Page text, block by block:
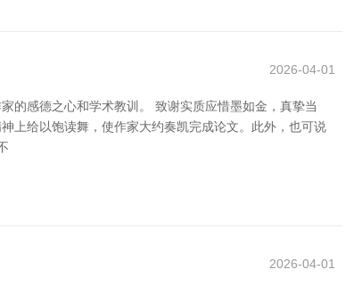
2026-04-01
的感德之心和学术教训。 致谢实质应惜墨如金，真挚当
上给以饱读舞，使作家大约奏凯完成论文。此外，也可说
2026-04-01